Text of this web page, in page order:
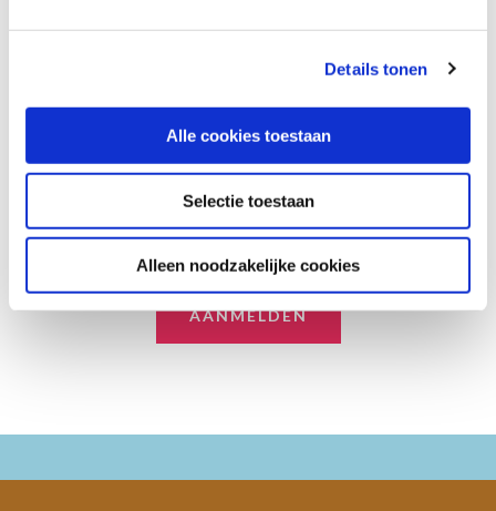
Details tonen
Alle cookies toestaan
Selectie toestaan
Alleen noodzakelijke cookies
Op zoek naar leuke reistips
en aanbiedingen? Meld je
aan voor onze nieuwsbrief.